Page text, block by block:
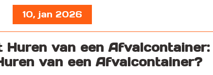
10, jan 2026
Huren van een Afvalcontainer:
van een Afvalcontainer?